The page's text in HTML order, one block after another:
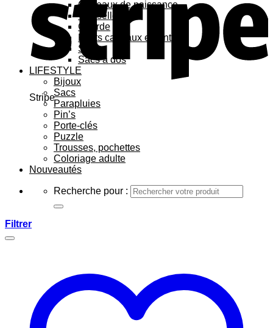
Stripe
Cadeaux de naissance
Vaisselle
Gourde
Petits cadeaux enfant
Sacs
Sacs à dos
LIFESTYLE
Bijoux
Sacs
Parapluies
Pin’s
Porte-clés
Puzzle
Trousses, pochettes
Coloriage adulte
Nouveautés
Recherche pour :
Filtrer